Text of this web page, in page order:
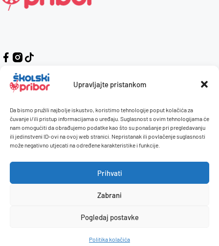
Upravljajte pristankom
Da bismo pružili najbolje iskustvo, koristimo tehnologije poput kolačića za
čuvanje i/ili pristup informacijama o uređaju. Suglasnost s ovim tehnologijama će
nam omogućiti da obrađujemo podatke kao što su ponašanje pri pregledavanju
ili jedinstveni ID-ovi na ovoj web stranici. Nepristanak ili povlačenje suglasnosti
može negativno utjecati na određene karakteristike i funkcije.
Prihvati
Zabrani
Pogledaj postavke
Politika kolačića
Kontakt
O nama
Naručivanje i plaćanje
Uvjeti korištenja
Pravilnik giveaway
Politika privatnosti
Povrati / reklamacije